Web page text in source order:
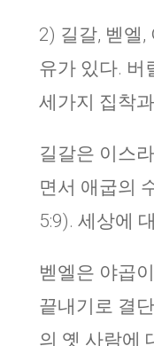
2) 길갈, 벧엘,
유가 있다. 버
세가지 집착
길갈은 이스
면서 애굽의
5:9). 세상에
벧엘은 야곱
끝내기로 결
의 옛 사람에